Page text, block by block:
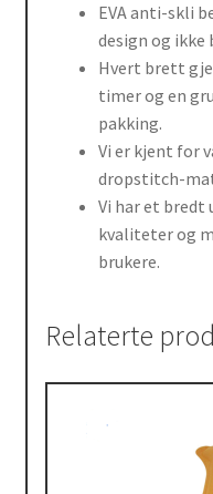
EVA anti-skli
design og
Hvert brett
timer og en
pakking.
Vi er kjent for
dropstitch-
Vi har et
kvaliteter og
brukere.
Relaterte